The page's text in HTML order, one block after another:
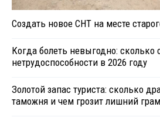
Создать новое СНТ на месте
Когда болеть невыгодно: сколько
нетрудоспособности в 2026 году
Золотой запас туриста: сколько
таможня и чем грозит лишний